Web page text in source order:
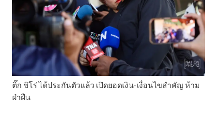
ติ๊ก ชิโร่ ได้ประกันตัวแล้ว เปิดยอดเงิน-เงื่อนไขสำคัญ ห้าม
ฝ่าฝืน